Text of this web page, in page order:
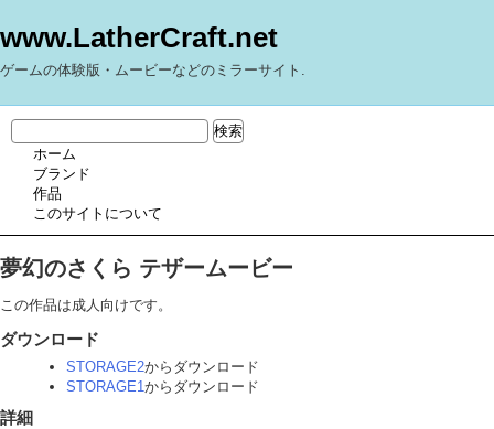
www.LatherCraft.net
ゲームの体験版・ムービーなどのミラーサイト.
ホーム
ブランド
作品
このサイトについて
夢幻のさくら テザームービー
この作品は成人向けです。
ダウンロード
STORAGE2からダウンロード
STORAGE1からダウンロード
詳細